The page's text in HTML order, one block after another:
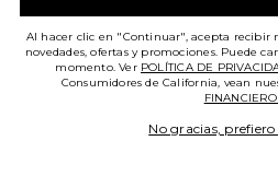
Favorite
Al hacer clic en "Continuar", acepta recibir
novedades, ofertas y promociones. Puede
momento. Ver POLÍTICA DE
Consumidores de California, vean
No gracias,